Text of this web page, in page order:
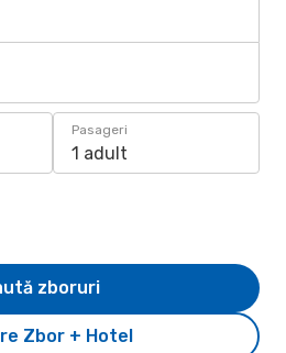
Pasageri
1 adult
Zbor + Hotel
zboruri